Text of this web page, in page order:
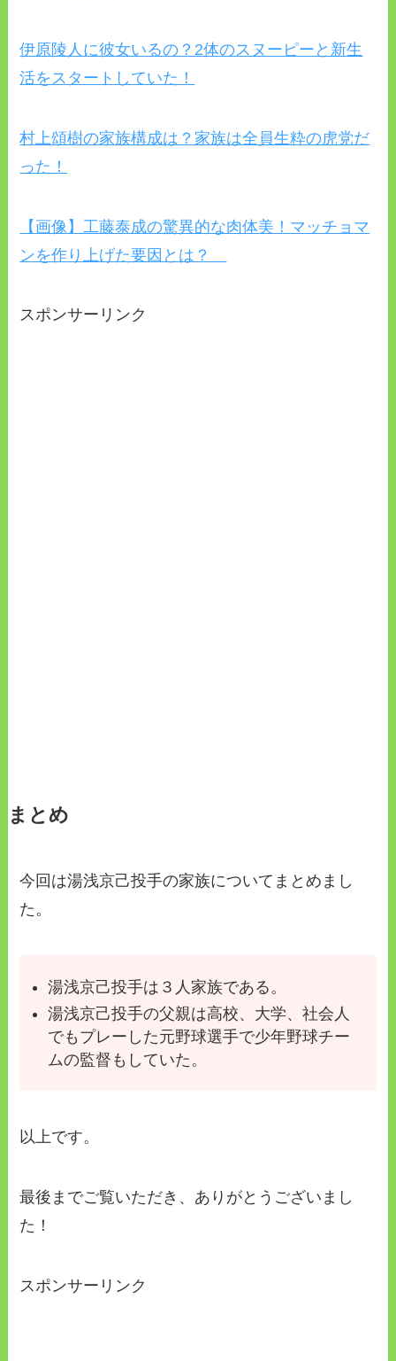
伊原陵人に彼女いるの？2体のスヌーピーと新生
活をスタートしていた！
村上頌樹の家族構成は？家族は全員生粋の虎党だ
った！
【画像】工藤泰成の驚異的な肉体美！マッチョマ
ンを作り上げた要因とは？
スポンサーリンク
まとめ
今回は湯浅京己投手の家族についてまとめまし
た。
湯浅京己投手は３人家族である。
湯浅京己投手の父親は高校、大学、社会人
でもプレーした元野球選手で少年野球チー
ムの監督もしていた。
以上です。
最後までご覧いただき、ありがとうございまし
た！
スポンサーリンク